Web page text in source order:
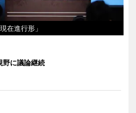
在進行形」
野に議論継続